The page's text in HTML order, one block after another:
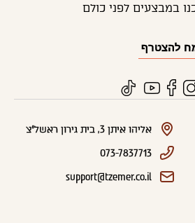
במבצעים לפני כולם
אליהו איתן 3, בית גירון ראשל"צ
073-7837713
support@tzemer.co.il